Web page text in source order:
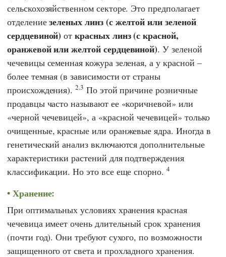
сельскохозяйственном секторе. Это предполагает
отделениезеленых линз (с желтой или зеленой
сердцевиной) открасных линз (с красной,
оранжевой или желтой сердцевиной). У зеленой
чечевицы семенная кожура зеленая, а у красной –
более темная (в зависимости от страны
происхождения).2.3 По этой причине розничные
продавцы часто называют ее «коричневой» или
«черной чечевицей», а «красной чечевицей» только
очищенные, красные или оранжевые ядра. Иногда в
генетический анализ включаются дополнительные
характеристики растений для подтверждения
классификации. Но это все еще спорно. 4
Хранение:
При оптимальных условиях хранения красная
чечевица имеет очень длительный срок хранения
(почти год). Они требуют сухого, по возможности
защищенного от света и прохладного хранения.